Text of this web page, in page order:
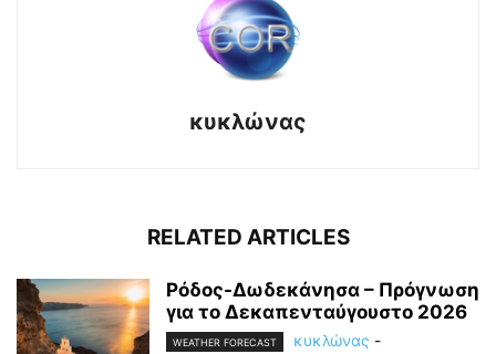
κυκλώνας
RELATED ARTICLES
Ρόδος-Δωδεκάνησα – Πρόγνωση
για το Δεκαπενταύγουστο 2026
WEATHER FORECAST κυκλώνας -